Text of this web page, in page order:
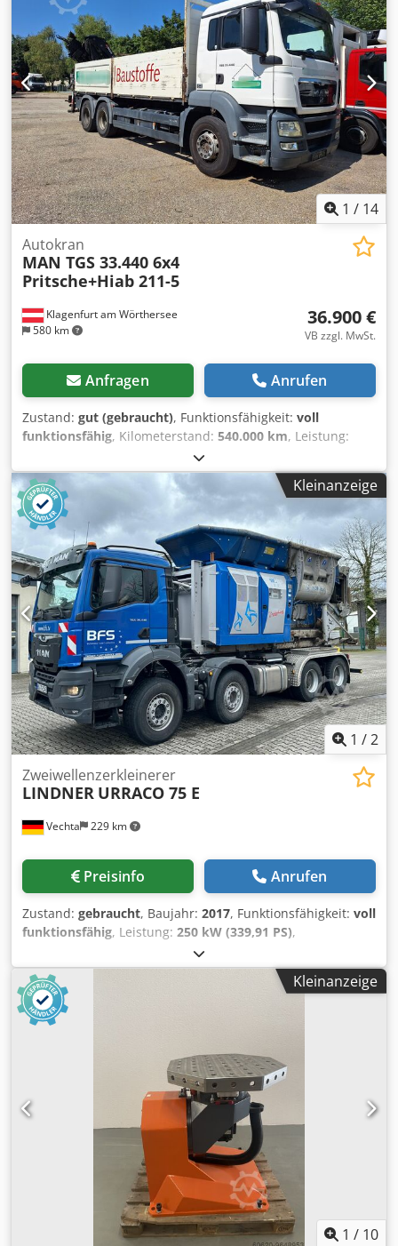
1 / 14
Klagenfurt am Wörthersee
580 km
Autokran
MAN TGS 33.440 6x4
Pritsche+Hiab 211-5
36.900 €
VB zzgl. MwSt.
Anfragen Anrufen
Zustand: gut (gebraucht), Funktionsfähigkeit: voll
funktionsfähig, Kilometerstand: 540.000 km, Leistung:
, Erstzulassung:
Kraftstofftyp:Diesel, Gesamtgewicht:26.000 kg, Achsen-
Konfiguration:
, Kraftstoff: Diesel
, Fahrerkabine:
Fahrerhaus
, Emissionsklasse:
Euro5
, Federung: Blatt-Luft, Laderaumlänge: 6.300 mm,
Baujahr:2011, Ausstattung:
ABS, Differentialsperre,
Hydraulik, Kran, Tempomat, Guter Zustand! Fahrbereit!
6X4 BLATT/LUFT FEDERUNG Kran Hiab 211-5 mit Funk
(Bj.2011) Crsdpfx Adoufch Deref 5 Ausschübe mit Rotator
(15m) Euro 5
Kleinanzeige
1 /2
Vechta 229 km
Zweiwellenzerkleinerer
LINDNER URRACO 75 E
Preisinfo Anrufen
Zustand: gebraucht, Baujahr: 2017, Funktionsfähigkeit: voll
funktionsfähig, Leistung: 250 kW (339,91 PS),
Elektroantrieb: 250 kW Inklusive Schaltschrank Credpjyuvr
Rsfx Adrof
Kleinanzeige
1 / 10